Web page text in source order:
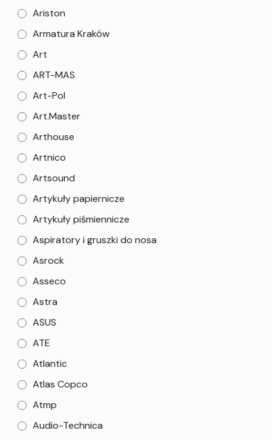
Ariston
Armatura Kraków
Art
ART-MAS
Art-Pol
Art.Master
Arthouse
Artnico
Artsound
Artykuły papiernicze
Artykuły piśmiennicze
Aspiratory i gruszki do nosa
Asrock
Asseco
Astra
ASUS
ATE
Atlantic
Atlas Copco
Atmp
Audio-Technica